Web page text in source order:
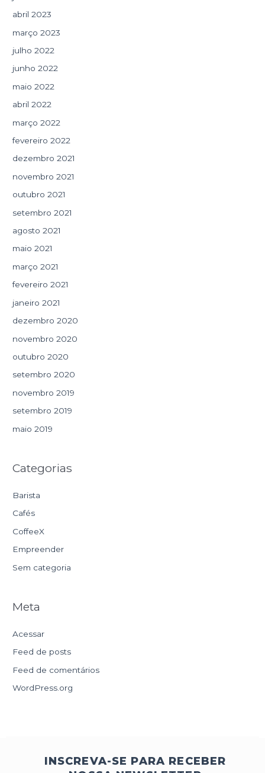
abril 2023
março 2023
julho 2022
junho 2022
maio 2022
abril 2022
março 2022
fevereiro 2022
dezembro 2021
novembro 2021
outubro 2021
setembro 2021
agosto 2021
maio 2021
março 2021
fevereiro 2021
janeiro 2021
dezembro 2020
novembro 2020
outubro 2020
setembro 2020
novembro 2019
setembro 2019
maio 2019
Categorias
Barista
Cafés
CoffeeX
Empreender
Sem categoria
Meta
Acessar
Feed de posts
Feed de comentários
WordPress.org
INSCREVA-SE PARA RECEBER